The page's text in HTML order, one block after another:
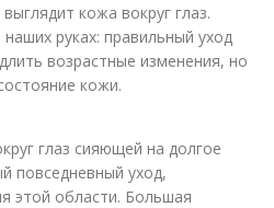
кожа вокруг глаз.
руках: правильный уход
возрастные изменения, но
кожи.
глаз сияющей на долгое
повседневный уход,
этой области. Большая